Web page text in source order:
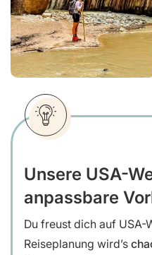
Unsere USA-
anpassbare
Du freust dich auf USA-
Reiseplanung wird’s